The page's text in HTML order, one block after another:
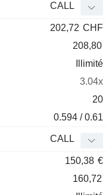
CALL
202,72 CHF
208,80
Illimité
3.04x
20
0.594 / 0.61
CALL
150,38 €
160,72